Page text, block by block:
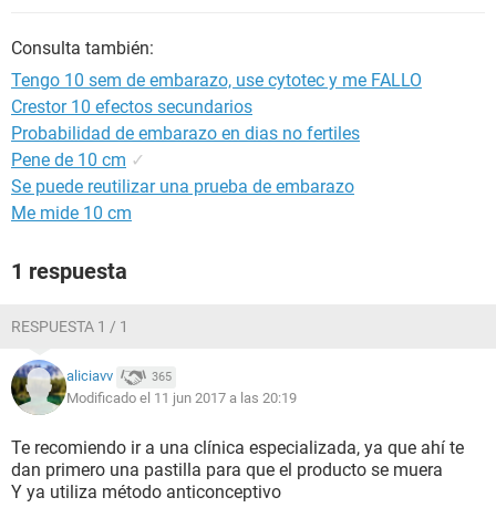
Consulta también:
Tengo 10 sem de embarazo, use cytotec y me FALLO
Crestor 10 efectos secundarios
Probabilidad de embarazo en dias no fertiles
Pene de 10 cm ✓
Se puede reutilizar una prueba de embarazo
Me mide 10 cm
1 respuesta
RESPUESTA 1 / 1
aliciavv 365
Modificado el 11 jun 2017 a las 20:19
Te recomiendo ir a una clínica especializada, ya que ahí te
dan primero una pastilla para que el producto se muera
Y ya utiliza método anticonceptivo